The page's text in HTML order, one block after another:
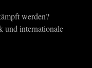
werden?
und internationale